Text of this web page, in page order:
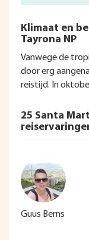
Klimaat en
Tayrona NP
Vanwege de
door erg
reistijd. In
25 Santa
Guus Berns